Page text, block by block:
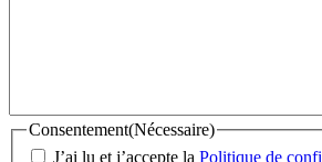
Consentement(Nécessaire)
J’ai lu et j’accepte la Politique de